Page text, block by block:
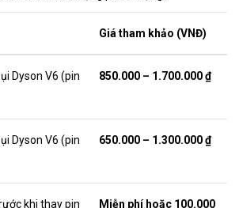
Giá tham khảo (VNĐ)
Dyson V6 (pin
850.000 – 1.700.000 ₫
Dyson V6 (pin
650.000 – 1.300.000 ₫
khi thay pin
Miễn phí hoặc 100.000